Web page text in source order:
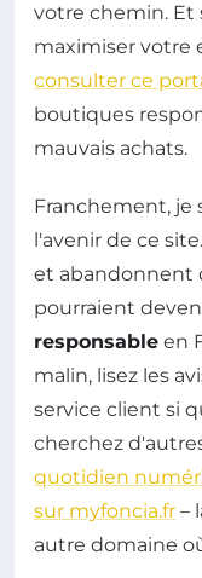
votre chemin. Et
maximiser votre
consulter ce
boutiques
mauvais achats.
Franchement,
l'avenir de ce
et abandonnent
pourraient
responsable en
malin, lisez les
service client si
cherchez
quotidien
sur myfoncia.fr –
autre domaine